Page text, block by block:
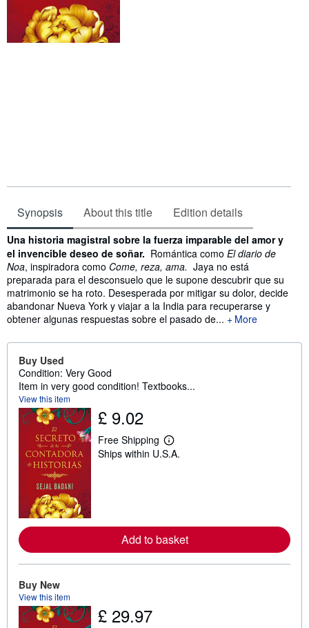
Synopsis About this title Edition details
Synopsis
Una historia magistral sobre la fuerza imparable del amor y
el invencible deseo de soñar. Romántica como El diario de
Noa, inspiradora como Come, reza, ama. Jaya no está
preparada para el desconsuelo que le supone descubrir que su
matrimonio se ha roto. Desesperada por mitigar su dolor, decide
abandonar Nueva York y viajar a la India para recuperarse y
obtener algunas respuestas sobre el pasado de...
More
Buy Used
Condition: Very Good
Item in very good condition! Textbooks...
View this item
£ 9.02
Free Shipping
L
e
e
a
Ships within U.S.A.
Add to basket
Buy New
View this item
£ 29.97